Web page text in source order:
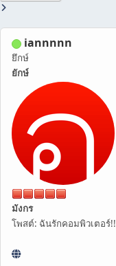
iannnnn
ยึกษ์
ยักษ์
มังกร
โพสต์: ฉันรักคอมพิวเตอร์!!